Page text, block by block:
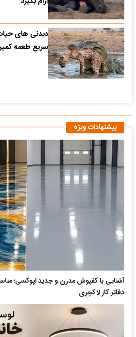
دیدنی های
سریع طعمه
پیشنهادات ویژه
آشنایی با کفپوش مدرن و جدید اپوکسی؛
دفاتر کار لاکچری